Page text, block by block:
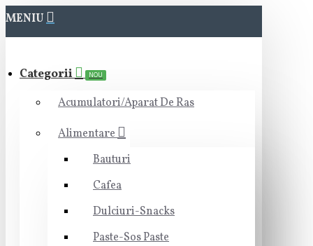
MENIU
Categorii NOU
Acumulatori/Aparat De Ras
Alimentare
Bauturi
Cafea
Dulciuri-Snacks
Paste-Sos Paste